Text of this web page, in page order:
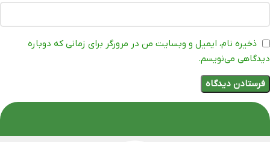
ذخیره نام، ایمیل و وبسایت من در مرورگر برای زمانی که دوباره
دیدگاهی می‌نویسم.